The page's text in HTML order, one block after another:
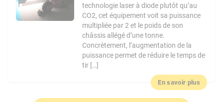
technologie laser à diode plutôt qu’au
CO2, cet équipement voit sa puissance
multipliée par 2 et le poids de son
châssis allégé d’une tonne.
Concrètement, l’augmentation de la
puissance permet de réduire le temps de
tir […]
En savoir plus